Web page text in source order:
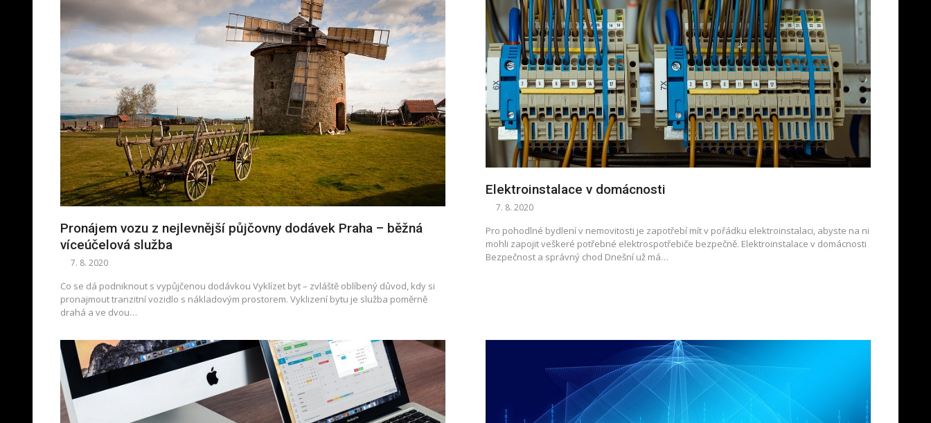
Pronájem vozu z nejlevnější půjčovny dodávek Praha – běžná
víceúčelová služba
7. 8. 2020
Co se dá podniknout s vypůjčenou dodávkou Vyklízet byt – zvláště oblíbený důvod, kdy si
pronajmout tranzitní vozidlo s nákladovým prostorem. Vyklizení bytu je služba poměrně
drahá a ve dvou…
Elektroinstalace v domácnosti
7. 8. 2020
Pro pohodlné bydlení v nemovitosti je zapotřebí mít v pořádku elektroinstalaci, abyste na ni
mohli zapojit veškeré potřebné elektrospotřebiče bezpečně. Elektroinstalace v domácnosti
Bezpečnost a správný chod Dnešní už má…